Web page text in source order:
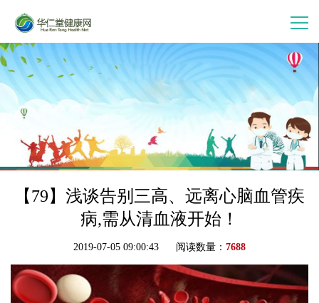
首 页
走进华仁堂
连锁加盟
案例分享
会员中心
【79】浅谈告别三高、远离心脑血管疾
病,需从清血液开始！
2019-07-05 09:00:43 阅读数量： 7688